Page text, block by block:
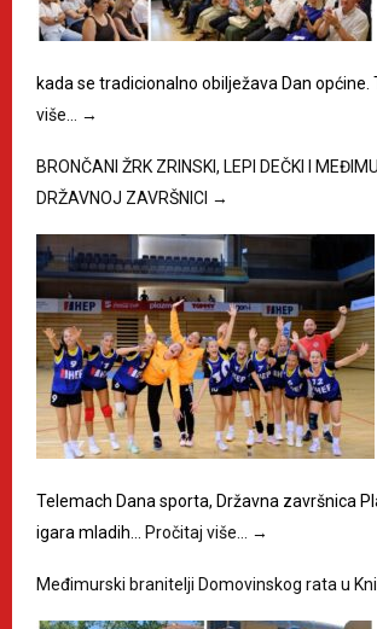
kada se tradicionalno obilježava Dan općine.
više…
→
BRONČANI ŽRK ZRINSKI, LEPI DEČKI I
DRŽAVNOJ ZAVRŠNICI →
Telemach Dana sporta, Državna završnica
igara mladih…
Pročitaj više… →
Međimurski branitelji Domovinskog rata u